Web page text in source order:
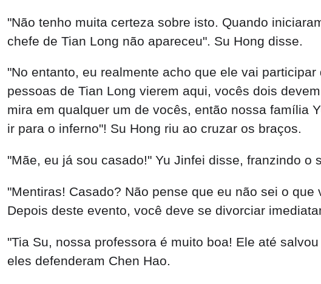
"Não tenho muita certeza sobre isto. Quando
chefe de Tian Long não apareceu". Su Hong disse.
"No entanto, eu realmente acho que ele vai
pessoas de Tian Long vierem aqui, vocês dois
mira em qualquer um de vocês, então nossa família
ir para o inferno"! Su Hong riu ao cruzar os braços.
"Mãe, eu já sou casado!" Yu Jinfei disse, franzindo o
"Mentiras! Casado? Não pense que eu não sei o
Depois deste evento, você deve se divorciar
"Tia Su, nossa professora é muito boa! Ele até
eles defenderam Chen Hao.